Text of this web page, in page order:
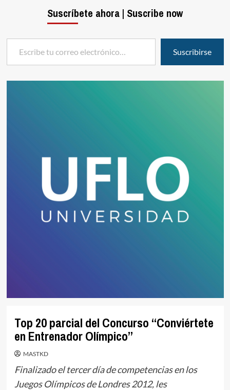
Top 20 parcial del Concurso “Conviértete
en Entrenador Olímpico”
MASTKD
Finalizado el tercer día de competencias en los
Juegos Olímpicos de Londres 2012, les
Suscríbete ahora | Suscribe now
Escribe tu correo electrónico…
Suscribirse